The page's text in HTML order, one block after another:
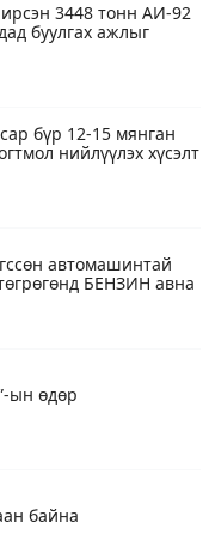
3448 тонн АИ-92
буулгах ажлыг
бүр 12-15 мянган
нийлүүлэх хүсэлт
автомашинтай
БЕНЗИН авна
ын өдөр
байна